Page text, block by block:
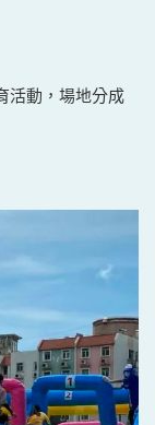
活動，場地分成